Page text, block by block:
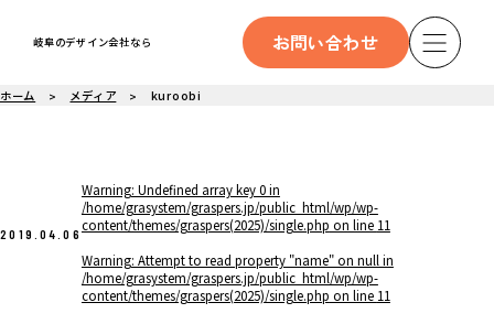
岐阜のデザイン会社なら お問い合わせ
ホーム メディア kuroobi
2019.04.06
Warning: Undefined array key 0 in
/home/grasystem/graspers.jp/public_html/wp/wp-
content/themes/graspers(2025)/single.php on line 11
Warning: Attempt to read property "name" on null in
/home/grasystem/graspers.jp/public_html/wp/wp-
content/themes/graspers(2025)/single.php on line 11